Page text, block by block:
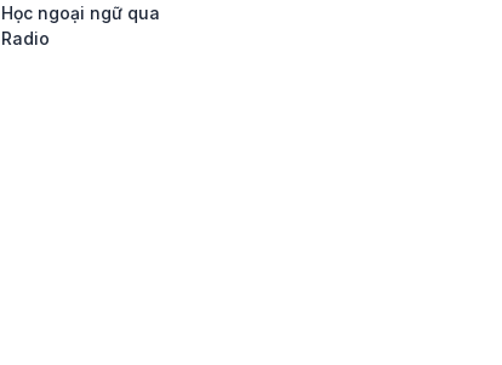
Học ngoại ngữ qua
Radio